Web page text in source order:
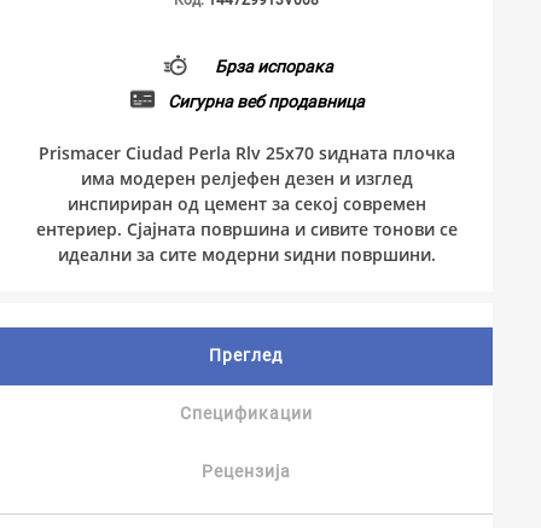
Брза испорака
Сигурна веб продавница
Prismacer Ciudad Perla Rlv 25x70 ѕидната плочка
има модерен релјефен дезен и изглед
инспириран од цемент за секој современ
ентериер. Сјајната површина и сивите тонови се
идеални за сите модерни ѕидни површини.
Преглед
Спецификации
Рецензија